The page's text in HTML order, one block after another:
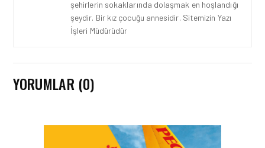
şehirlerin sokaklarında dolaşmak en hoşlandığı
şeydir. Bir kız çocuğu annesidir. Sitemizin Yazı
İşleri Müdürüdür
YORUMLAR (0)
HAVACILIK • 05 AĞU 2026